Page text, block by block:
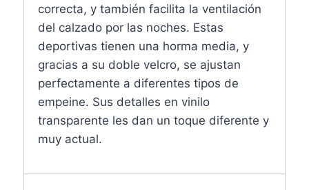
correcta, y también facilita la ventilación
del calzado por las noches. Estas
deportivas tienen una horma media, y
gracias a su doble velcro, se ajustan
perfectamente a diferentes tipos de
empeine. Sus detalles en vinilo
transparente les dan un toque diferente y
muy actual.